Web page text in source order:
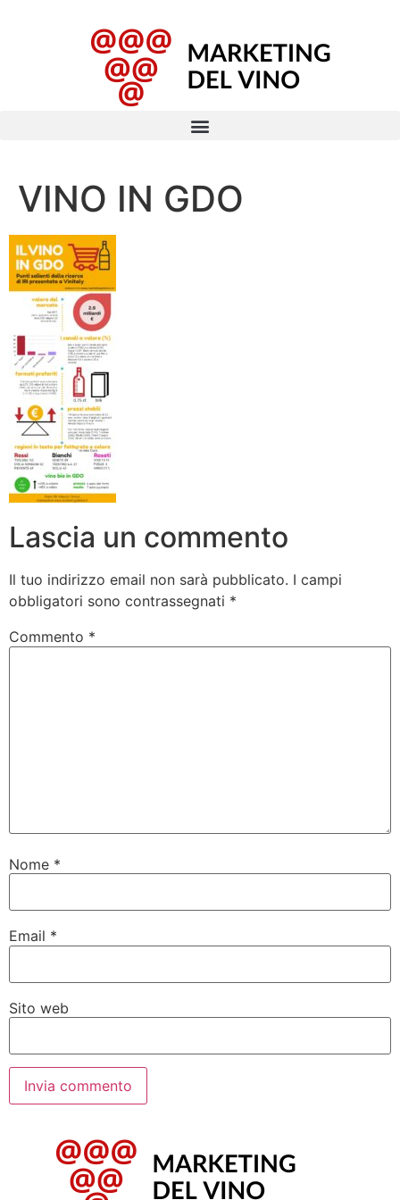
VINO IN GDO
Lascia un commento
Il tuo indirizzo email non sarà pubblicato. I campi
obbligatori sono contrassegnati *
Commento *
Nome *
Email *
Sito web